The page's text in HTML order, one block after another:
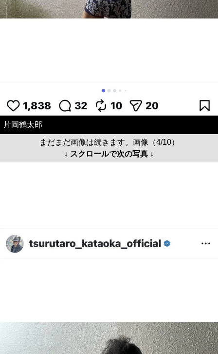
片岡鶴太郎
まだまだ画像は続きます。画像（4/10）
↓ スクロールで次の写真 ↓